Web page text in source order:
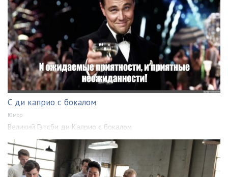
С ди каприо с бокалом
Юмор
Великий Гэтсби ди Каприо с бокалом